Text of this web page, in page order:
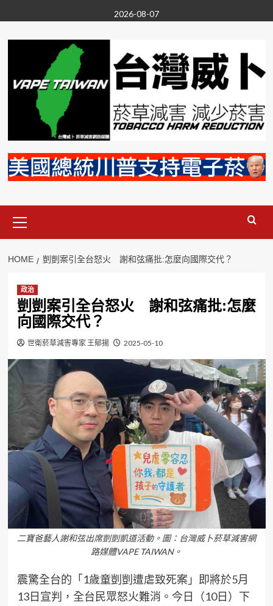
to
content
2026-08-07
Menu
HOME 剴剴案引全台怒火 謝和弦痛批:怎麼向國際交代？
政治
剴剴案引全台怒火 謝和弦痛批:怎麼
向國際交代？
世衛菸草減害專家 王郁揚 2025-05-10
二寶爸藝人謝和弦出席剴剴凱道活動。圖：台灣威卜菸草減害網
路媒體VAPE TAIWAN。
震驚全台的「1歲童剴剴遭虐致死案」即將於5月
13日宣判，全台民眾怒火難消。今日（10日）下